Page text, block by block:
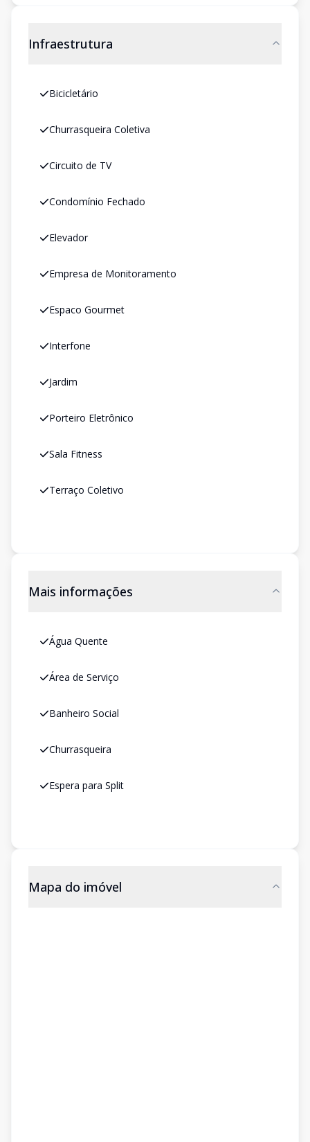
Infraestrutura
Bicicletário
Churrasqueira Coletiva
Circuito de TV
Condomínio Fechado
Elevador
Empresa de Monitoramento
Espaco Gourmet
Interfone
Jardim
Porteiro Eletrônico
Sala Fitness
Terraço Coletivo
Mais informações
Água Quente
Área de Serviço
Banheiro Social
Churrasqueira
Espera para Split
Mapa do imóvel